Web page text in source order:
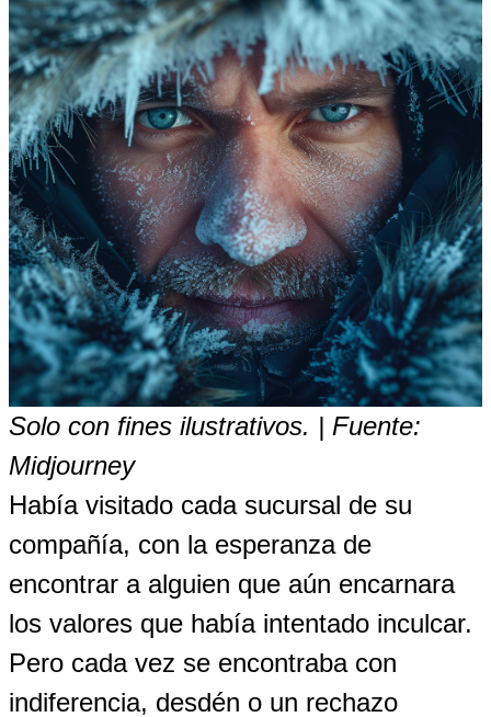
Solo con fines ilustrativos. | Fuente:
Midjourney
Había visitado cada sucursal de su
compañía, con la esperanza de
encontrar a alguien que aún encarnara
los valores que había intentado inculcar.
Pero cada vez se encontraba con
indiferencia, desdén o un rechazo